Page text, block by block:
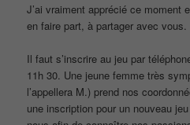
J’ai vraiment apprécié ce moment
en faire part, à partager avec vous.
Il faut s’inscrire au jeu par
11h 30. Une jeune femme très
l’appellera M.) prend nos
une inscription pour un nouveau